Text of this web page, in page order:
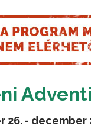
26. - december